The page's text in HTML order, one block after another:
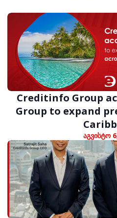
Creditinfo Group
Group to expand
აგვისტო